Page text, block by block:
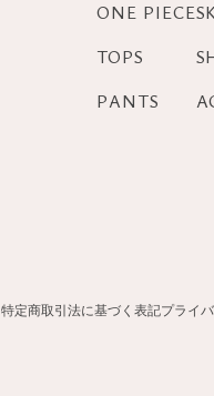
ONE PIECE
TOPS
PANTS
特定商取引法に基づく表記プライ